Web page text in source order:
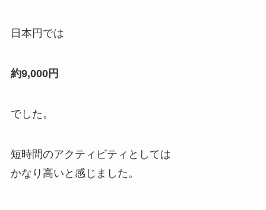
日本円では
約9,000円
でした。
短時間のアクティビティとしては
かなり高いと感じました。